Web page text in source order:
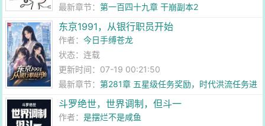
最新章节：第一百四十九章 干崩副本2
东京1991，从银行职员开始
作者：今日手缚苍龙
状态：连载
更新时间：07-19 00:21:50
最新章节：第281章 五星级任务奖励，时代洪流任务进
度
斗罗绝世，世界调制，但斗一
作者：是摆烂不是咸鱼